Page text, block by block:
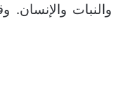
والإنسان.